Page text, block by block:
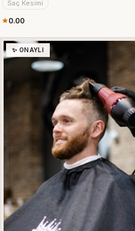
Saç Kesimi
0.00
✨ ONAYLI